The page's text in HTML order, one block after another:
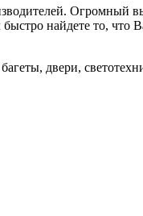
Огромный
найдете то, что
двери,